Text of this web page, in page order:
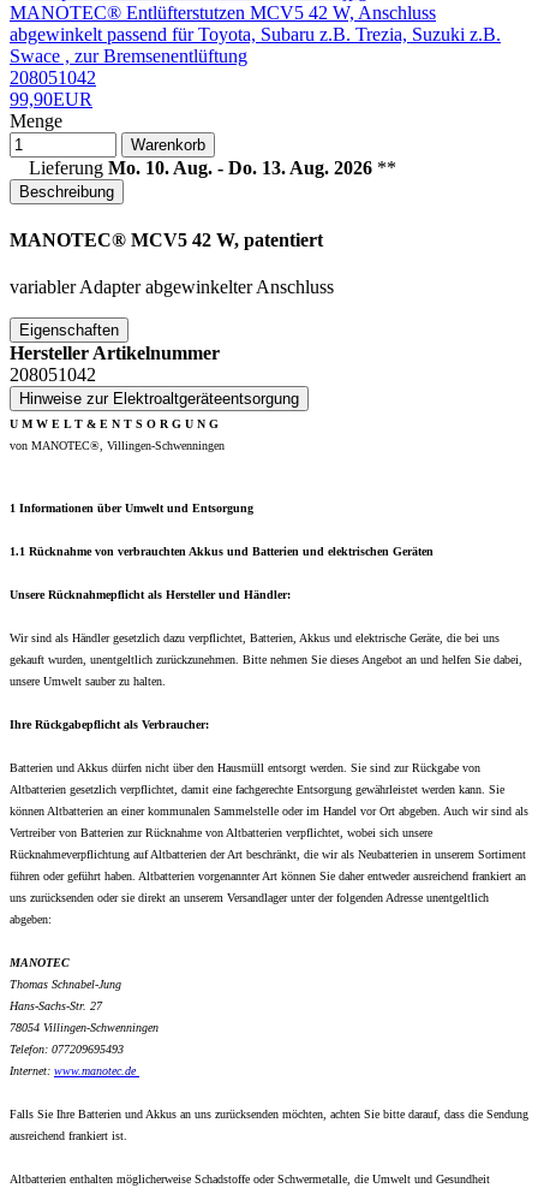
MANOTEC® Entlüfterstutzen MCV5 42 W, Anschluss
abgewinkelt passend für Toyota, Subaru z.B. Trezia, Suzuki z.B.
Swace , zur Bremsenentlüftung
208051042
99,90EUR
Menge
Warenkorb
Lieferung Mo. 10. Aug. - Do. 13. Aug. 2026 **
Beschreibung
MANOTEC® MCV5 42 W, patentiert
variabler Adapter abgewinkelter Anschluss
Eigenschaften
Hersteller Artikelnummer
208051042
Hinweise zur Elektroaltgeräteentsorgung
U M W E L T & E N T S O R G U N G
von MANOTEC®, Villingen-Schwenningen
1 Informationen über Umwelt und Entsorgung
1.1 Rücknahme von verbrauchten Akkus und Batterien und elektrischen Geräten
Unsere Rücknahmepflicht als Hersteller und Händler:
Wir sind als Händler gesetzlich dazu verpflichtet, Batterien, Akkus und elektrische Geräte, die bei uns
gekauft wurden, unentgeltlich zurückzunehmen. Bitte nehmen Sie dieses Angebot an und helfen Sie dabei,
unsere Umwelt sauber zu halten.
Ihre Rückgabepflicht als Verbraucher:
Batterien und Akkus dürfen nicht über den Hausmüll entsorgt werden. Sie sind zur Rückgabe von
Altbatterien gesetzlich verpflichtet, damit eine fachgerechte Entsorgung gewährleistet werden kann. Sie
können Altbatterien an einer kommunalen Sammelstelle oder im Handel vor Ort abgeben. Auch wir sind als
Vertreiber von Batterien zur Rücknahme von Altbatterien verpflichtet, wobei sich unsere
Rücknahmeverpflichtung auf Altbatterien der Art beschränkt, die wir als Neubatterien in unserem Sortiment
führen oder geführt haben. Altbatterien vorgenannter Art können Sie daher entweder ausreichend frankiert an
uns zurücksenden oder sie direkt an unserem Versandlager unter der folgenden Adresse unentgeltlich
abgeben:
MANOTEC
Thomas Schnabel-Jung
Hans-Sachs-Str. 27
78054 Villingen-Schwenningen
Telefon: 077209695493
Internet: www.manotec.de
Falls Sie Ihre Batterien und Akkus an uns zurücksenden möchten, achten Sie bitte darauf, dass die Sendung
ausreichend frankiert ist.
Altbatterien enthalten möglicherweise Schadstoffe oder Schwermetalle, die Umwelt und Gesundheit